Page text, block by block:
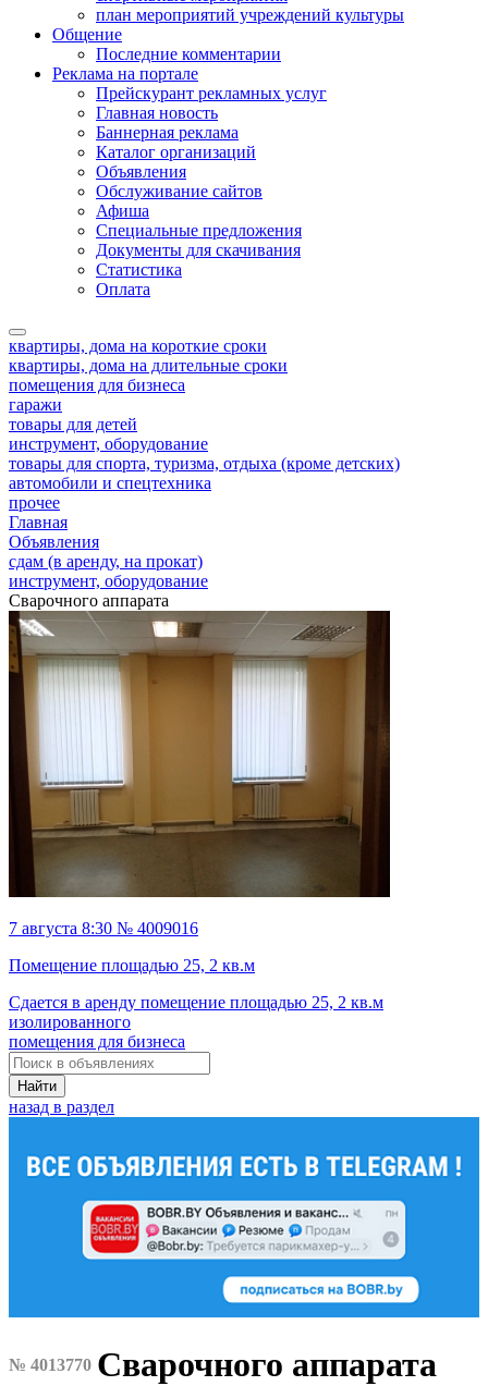
план мероприятий учреждений культуры
Общение
Последние комментарии
Реклама на портале
Прейскурант рекламных услуг
Главная новость
Баннерная реклама
Каталог организаций
Объявления
Обслуживание сайтов
Афиша
Специальные предложения
Документы для скачивания
Статистика
Оплата
квартиры, дома на короткие сроки
квартиры, дома на длительные сроки
помещения для бизнеса
гаражи
товары для детей
инструмент, оборудование
товары для спорта, туризма, отдыха (кроме детских)
автомобили и спецтехника
прочее
Главная
Объявления
сдам (в аренду, на прокат)
инструмент, оборудование
Сварочного аппарата
7 августа 8:30 № 4009016
Помещение площадью 25, 2 кв.м
Сдается в аренду помещение площадью 25, 2 кв.м
изолированного
помещения для бизнеса
Найти
назад в раздел
№ 4013770 Сварочного аппарата